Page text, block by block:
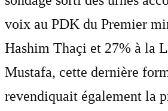
voix au PDK du Premier
Hashim Thaçi et 27% à la
Mustafa, cette dernière
revendiquait également la